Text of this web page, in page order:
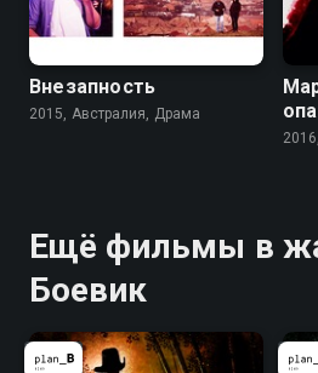
Внезапность
2015, Австралия, Драма
Ещё фильмы в
Боевик